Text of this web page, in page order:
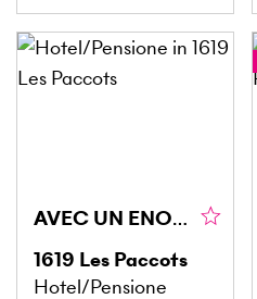
AVEC UN ENORME POTENTIEL, TRES BIEN SITUE, SPACIEUX
1619 Les Paccots
Hotel/Pensione